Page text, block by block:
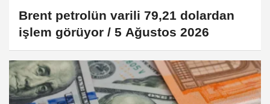
Brent petrolün varili 79,21 dolardan
işlem görüyor / 5 Ağustos 2026